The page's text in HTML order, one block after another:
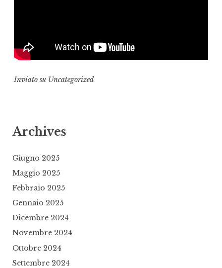
Inviato su Uncategorized
Archives
Giugno 2025
Maggio 2025
Febbraio 2025
Gennaio 2025
Dicembre 2024
Novembre 2024
Ottobre 2024
Settembre 2024